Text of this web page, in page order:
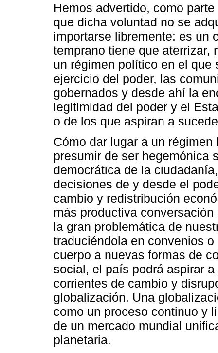
Hemos advertido, como
que dicha voluntad no se
importarse libremente: es un
temprano tiene que aterrizar,
un régimen político en el
ejercicio del poder, las
gobernados y desde ahí la
legitimidad del poder y el
o de los que aspiran a
Cómo dar lugar a un
presumir de ser hegemónica
democrática de la
decisiones de y desde el
cambio y redistribución
más productiva
la gran problemática de
traduciéndola en convenios
cuerpo a nuevas formas de
social, el país podrá aspirar
corrientes de cambio y
globalización. Una
como un proceso continuo y
de un mercado mundial
planetaria.